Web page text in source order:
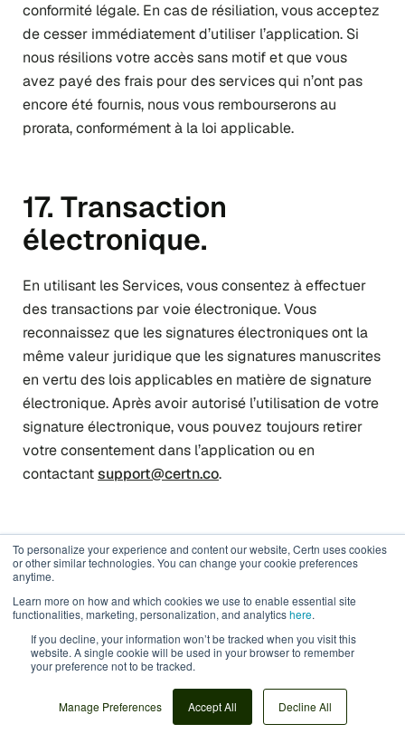
To personalize your experience and content our website, Certn uses cookies
or other similar technologies. You can change your cookie preferences
anytime.
Learn more on how and which cookies we use to enable essential site
functionalities, marketing, personalization, and analyticshere.
If you decline, your information won’t be tracked when you visit this
website. A single cookie will be used in your browser to remember
your preference not to be tracked.
Manage Preferences Accept All Decline All
conformité légale. En cas de résiliation, vous acceptez
de cesser immédiatement d’utiliser l’application. Si
nous résilions votre accès sans motif et que vous
avez payé des frais pour des services qui n’ont pas
encore été fournis, nous vous rembourserons au
prorata, conformément à la loi applicable.
17. Transaction
électronique.
En utilisant les Services, vous consentez à effectuer
des transactions par voie électronique. Vous
reconnaissez que les signatures électroniques ont la
même valeur juridique que les signatures manuscrites
en vertu des lois applicables en matière de signature
électronique. Après avoir autorisé l’utilisation de votre
signature électronique, vous pouvez toujours retirer
votre consentement dans l’application ou en
contactantsupport@certn.co.
18. Loi applicable.
Toutes les questions relatives aux Services et à votre
accès et utilisation de l’Application seront régies par
les lois de la province de Colombie-Britannique et les
lois fédérales du Canada qui s’y appliquent.